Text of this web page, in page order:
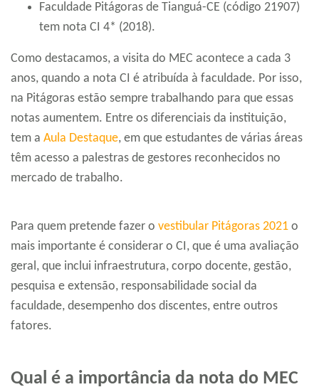
Faculdade Pitágoras de Tianguá-CE (código 21907)
tem nota CI 4* (2018).
Como destacamos, a visita do MEC acontece a cada 3
anos, quando a nota CI é atribuída à faculdade. Por isso,
na Pitágoras estão sempre trabalhando para que essas
notas aumentem. Entre os diferenciais da instituição,
tem a Aula Destaque, em que estudantes de várias áreas
têm acesso a palestras de gestores reconhecidos no
mercado de trabalho.
Para quem pretende fazer o vestibular Pitágoras 2021 o
mais importante é considerar o CI, que é uma avaliação
geral, que inclui infraestrutura, corpo docente, gestão,
pesquisa e extensão, responsabilidade social da
faculdade, desempenho dos discentes, entre outros
fatores.
Qual é a importância da nota do MEC